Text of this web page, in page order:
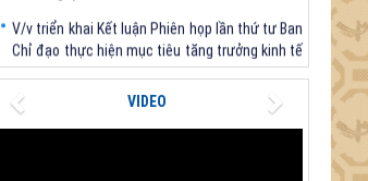
Quyết định Về việc bãi bỏ một số văn bảng quy
phạm pháp luật trong lĩnh vực khoa học và
công nghệ do Ủy ban nhân dân tỉnh Đắk Lắk
ban hành trước khi sắp xếp đơn vị hành chính
cấp tỉnh
VIDEO
Previous